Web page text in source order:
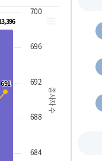
종사자 수
691
691
684
688
692
696
700